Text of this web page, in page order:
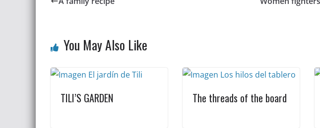
You May Also Like
TILI’S GARDEN The threads of the board